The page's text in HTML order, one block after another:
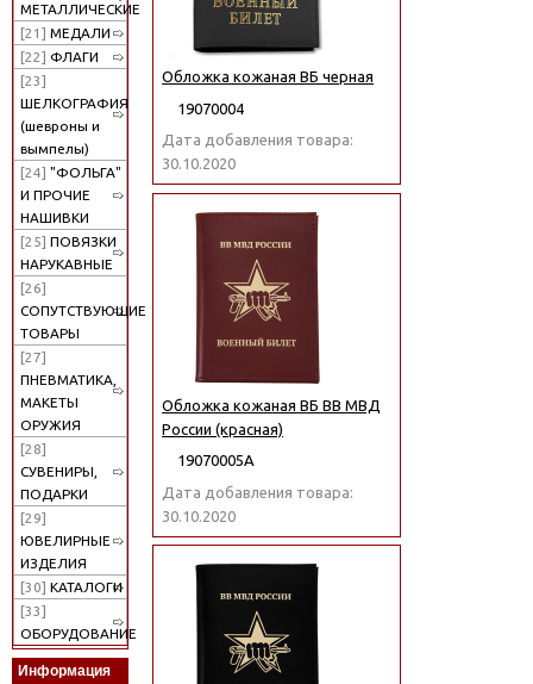
МЕТАЛЛИЧЕСКИЕ
[21] МЕДАЛИ
[22] ФЛАГИ
[23]
ШЕЛКОГРАФИЯ
(шевроны и
вымпелы)
[24] "ФОЛЬГА"
И ПРОЧИЕ
НАШИВКИ
[25] ПОВЯЗКИ
НАРУКАВНЫЕ
[26]
СОПУТСТВУЮЩИЕ
ТОВАРЫ
[27]
ПНЕВМАТИКА,
МАКЕТЫ
ОРУЖИЯ
[28]
СУВЕНИРЫ,
ПОДАРКИ
[29]
ЮВЕЛИРНЫЕ
ИЗДЕЛИЯ
[30] КАТАЛОГИ
[33]
ОБОРУДОВАНИЕ
Информация
Обложка кожаная ВБ черная
19070004
Дата добавления товара:
30.10.2020
Обложка кожаная ВБ ВВ МВД
России (красная)
19070005А
Дата добавления товара:
30.10.2020